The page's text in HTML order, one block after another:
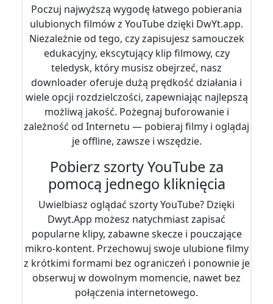
Poczuj najwyższą wygodę łatwego pobierania
ulubionych filmów z YouTube dzięki DwYt.app.
Niezależnie od tego, czy zapisujesz samouczek
edukacyjny, ekscytujący klip filmowy, czy
teledysk, który musisz obejrzeć, nasz
downloader oferuje dużą prędkość działania i
wiele opcji rozdzielczości, zapewniając najlepszą
możliwą jakość. Pożegnaj buforowanie i
zależność od Internetu — pobieraj filmy i oglądaj
je offline, zawsze i wszędzie.
Pobierz szorty YouTube za
pomocą jednego kliknięcia
Uwielbiasz oglądać szorty YouTube? Dzięki
Dwyt.App możesz natychmiast zapisać
popularne klipy, zabawne skecze i pouczające
mikro-kontent. Przechowuj swoje ulubione filmy
z krótkimi formami bez ograniczeń i ponownie je
obserwuj w dowolnym momencie, nawet bez
połączenia internetowego.